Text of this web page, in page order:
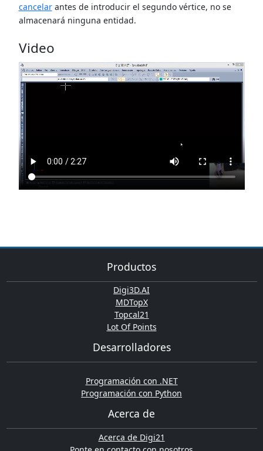
cancelarantes de introducir el segundo vértice, no se
almacenará ninguna entidad.
Video
Productos
Digi3D.AI
MDTopX
Topcal21
Lot Of Points
Desarrolladores
Programación con .NET
Programación con Python
Acerca de
Acerca de Digi21